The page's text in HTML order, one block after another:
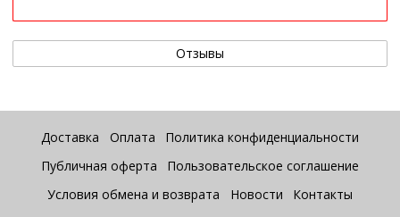
Отзывы
Доставка Оплата
Политика конфиденциальности
Публичная оферта
Пользовательское соглашение
Условия обмена и возврата
Новости
Контакты